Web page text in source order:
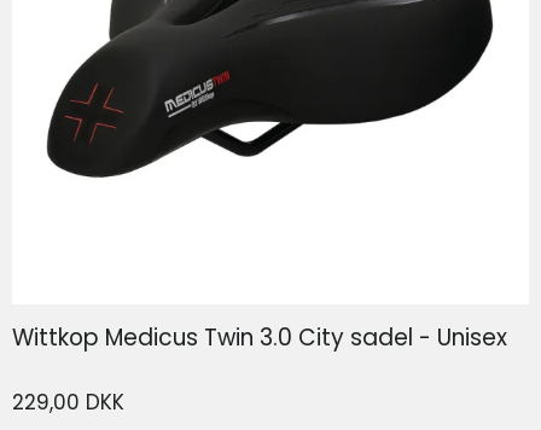
Wittkop Medicus Twin 3.0 City sadel - Unisex
229,00 DKK